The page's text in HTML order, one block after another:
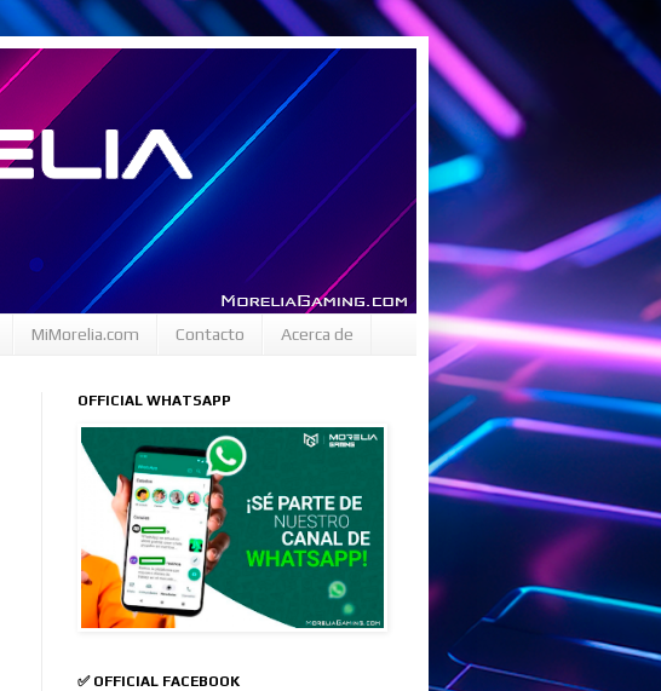
MiMorelia.com Contacto Acerca de
OFFICIAL WHATSAPP
✅ OFFICIAL FACEBOOK